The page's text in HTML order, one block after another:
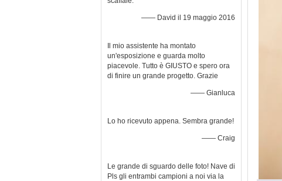
—— David il 19 maggio 2016
Il mio assistente ha montato
un'esposizione e guarda molto
piacevole. Tutto è GIUSTO e spero ora
di finire un grande progetto. Grazie
—— Gianluca
Lo ho ricevuto appena. Sembra grande!
—— Craig
Le grande di sguardo delle foto! Nave di
Pls gli entrambi campioni a noi via la